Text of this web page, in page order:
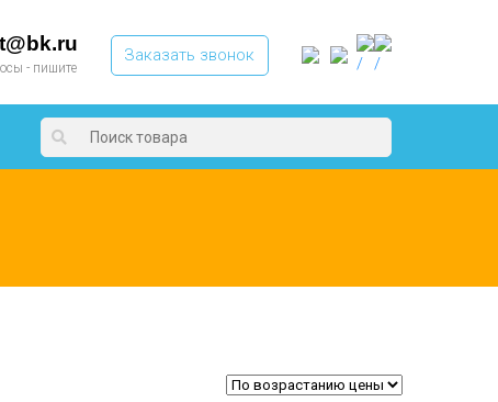
- пишите
Заказать звонок